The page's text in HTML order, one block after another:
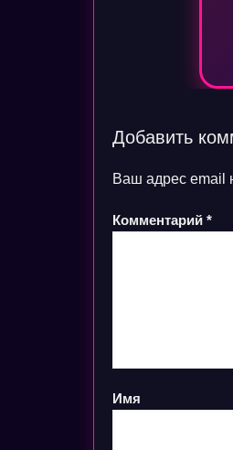
Добавить
Ваш адрес email
Комментарий *
Имя